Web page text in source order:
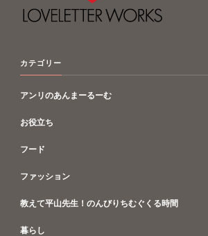
カテゴリー
アンリのあんまーるーむ
お役立ち
フード
ファッション
教えて平山先生！のんびりちむぐくる時間
暮らし